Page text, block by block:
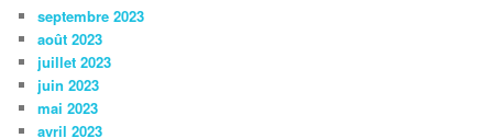
septembre 2023
août 2023
juillet 2023
juin 2023
mai 2023
avril 2023